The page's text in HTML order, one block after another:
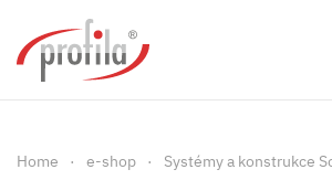
Skip to main content
Home e-shop Systémy a konstrukce